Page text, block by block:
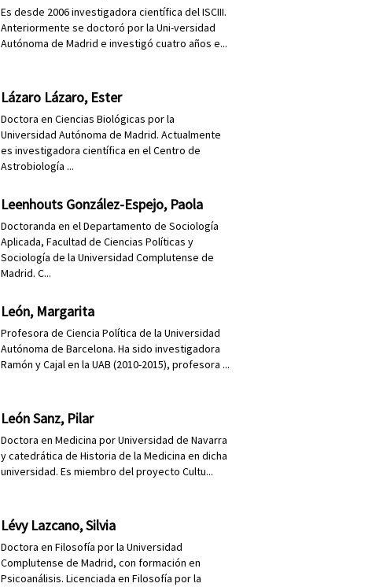
Es desde 2006 investigadora científica del ISCIII.
Anteriormente se doctoró por la Uni-versidad
Autónoma de Madrid e investigó cuatro años e...
Lázaro Lázaro, Ester
Doctora en Ciencias Biológicas por la
Universidad Autónoma de Madrid. Actualmente
es investigadora científica en el Centro de
Astrobiología ...
Leenhouts González-Espejo, Paola
Doctoranda en el Departamento de Sociología
Aplicada, Facultad de Ciencias Políticas y
Sociología de la Universidad Complutense de
Madrid. C...
León, Margarita
Profesora de Ciencia Política de la Universidad
Autónoma de Barcelona. Ha sido investigadora
Ramón y Cajal en la UAB (2010-2015), profesora ...
León Sanz, Pilar
Doctora en Medicina por Universidad de Navarra
y catedrática de Historia de la Medicina en dicha
universidad. Es miembro del proyecto Cultu...
Lévy Lazcano, Silvia
Doctora en Filosofía por la Universidad
Complutense de Madrid, con formación en
Psicoanálisis. Licenciada en Filosofía por la